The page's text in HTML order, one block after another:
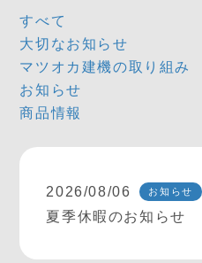
すべて
大切なお知らせ
マツオカ建機の取り組み
お知らせ
商品情報
2026/08/06 お知らせ
夏季休暇のお知らせ